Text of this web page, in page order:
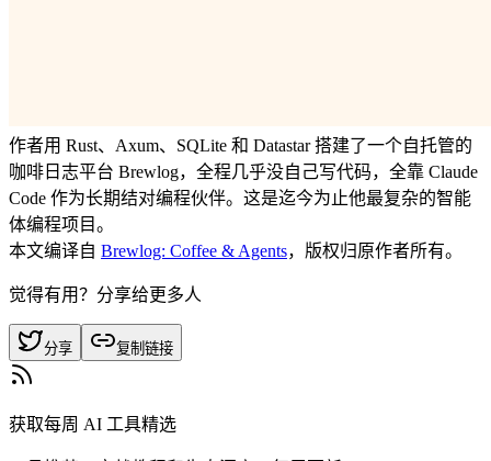
作者用 Rust、Axum、SQLite 和 Datastar 搭建了一个自托管的
咖啡日志平台 Brewlog，全程几乎没自己写代码，全靠 Claude
Code 作为长期结对编程伙伴。这是迄今为止他最复杂的智能
体编程项目。
本文编译自 Brewlog: Coffee & Agents，版权归原作者所有。
觉得有用？分享给更多人
分享 复制链接
获取每周 AI 工具精选